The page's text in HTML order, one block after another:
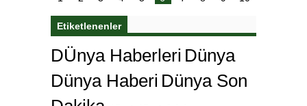
Etiketlenenler
DÜnya Haberleri Dünya
Dünya Haberi Dünya Son